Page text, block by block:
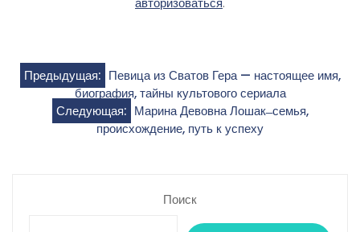
Навигация
записям
Предыдущая: Певица из Сватов Гера — настоящее имя,
биография, тайны культового сериала
Следующая: Марина Девовна Лошак ̶ семья,
происхождение, путь к успеху
Поиск